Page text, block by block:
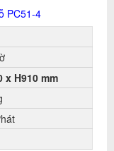
PC51-4
x H910 mm